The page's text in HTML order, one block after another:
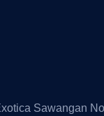
Sawangan